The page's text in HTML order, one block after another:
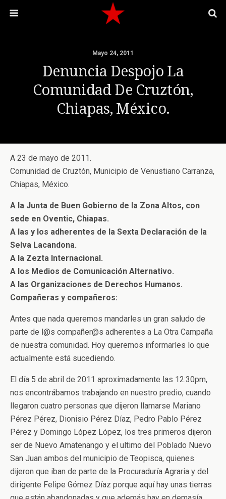
Mayo 24, 2011
Denuncia Despojo La
Comunidad De Cruztón,
Chiapas, México.
A 23 de mayo de 2011.
Comunidad de Cruztón, Municipio de Venustiano Carranza,
Chiapas, México.
A la Junta de Buen Gobierno de la Zona Altos, con
sede en Oventic, Chiapas.
A las y los adherentes de la Sexta Declaración de la
Selva Lacandona.
A la Zezta Internacional.
A los Medios de Comunicación Alternativo.
A las Organizaciones de Derechos Humanos.
Compañeras y compañeros:
Antes que nada queremos mandarles un gran saludo de
parte de l@s compañer@s adherentes a La Otra Campaña
de nuestra comunidad. Hoy queremos informarles lo que
actualmente está sucediendo.
El día 5 de abril de 2011 aproximadamente las 12:30pm,
nos encontrábamos trabajando en nuestro predio, cuando
llegaron cuatro personas que dijeron llamarse Mariano
Pérez Pérez, Dionisio Pérez Díaz, Pedro Pablo Pérez
Pérez y Domingo López López, los tres primeros dijeron
ser de Nuevo Amatenango y el ultimo del Poblado Nuevo
San Juan ambos del municipio de Teopisca, quienes
dijeron que iban de parte de la Procuraduría Agraria y del
dirigente Felipe Gómez Díaz porque aquí hay unas tierras